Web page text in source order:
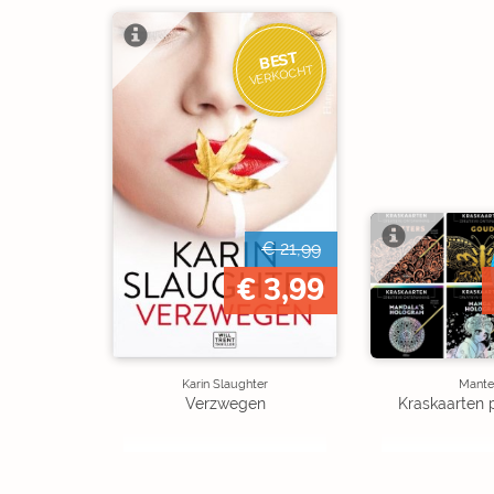
BEST
VERKOCHT
€ 21,99
€ 3,99
Karin Slaughter
Verzwegen Kraskaarten